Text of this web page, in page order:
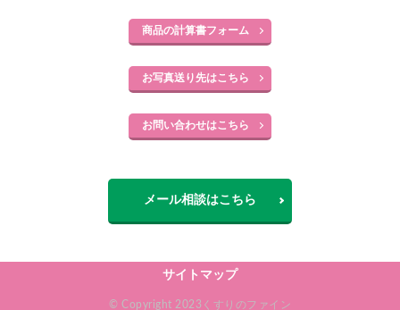
商品の計算書フォーム
お写真送り先はこちら
お問い合わせはこちら
メール相談はこちら
サイトマップ
© Copyright 2023くすりのファイン